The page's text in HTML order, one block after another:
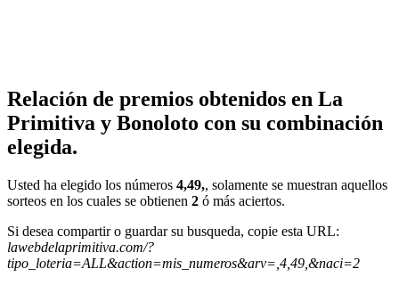
Relación de premios obtenidos en La
Primitiva y Bonoloto con su combinación
elegida.
Usted ha elegido los números 4,49,, solamente se muestran aquellos
sorteos en los cuales se obtienen 2 ó más aciertos.
Si desea compartir o guardar su busqueda, copie esta URL:
lawebdelaprimitiva.com/?
tipo_loteria=ALL&action=mis_numeros&arv=,4,49,&naci=2